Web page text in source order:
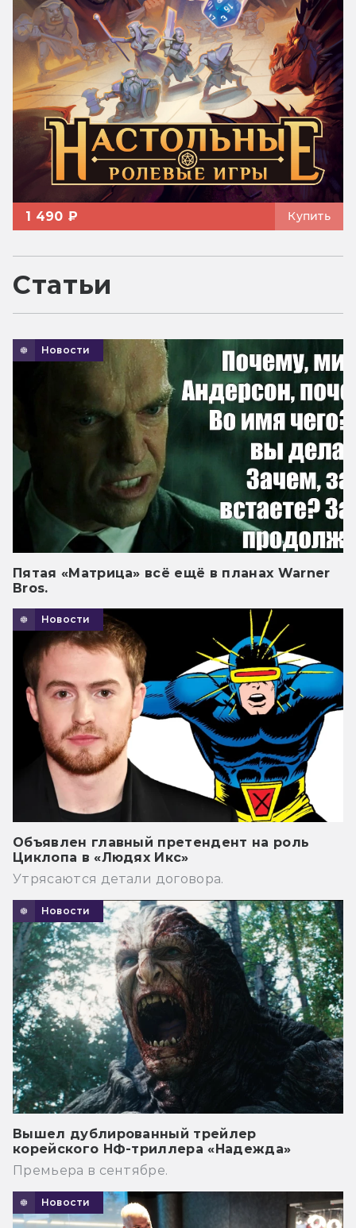
1 490 ₽ Купить
Статьи
Новости
Пятая «Матрица» всё ещё в планах Warner
Bros.
Новости
Объявлен главный претендент на роль
Циклопа в «Людях Икс»
Утрясаются детали договора.
Новости
Вышел дублированный трейлер
корейского НФ-триллера «Надежда»
Премьера в сентябре.
Новости